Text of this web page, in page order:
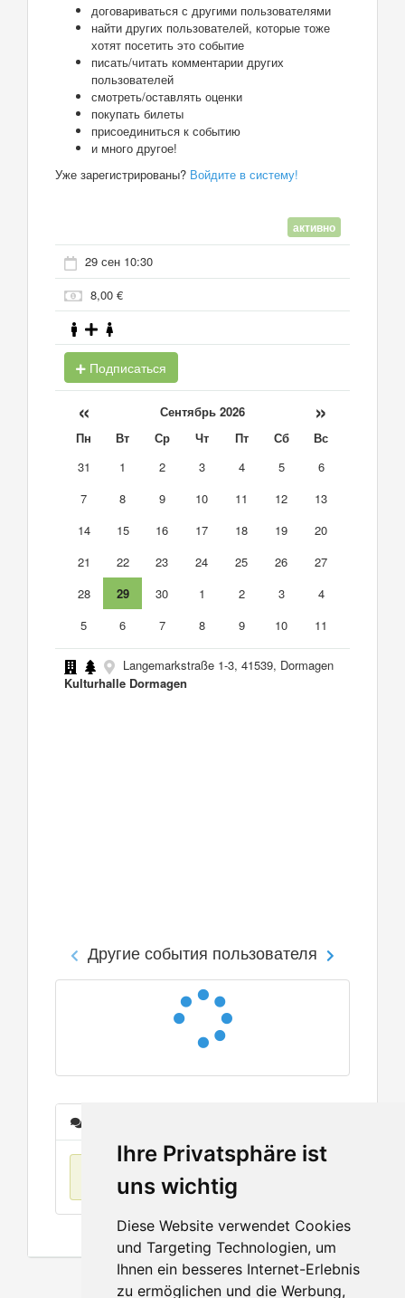
Ihre Privatsphäre ist
uns wichtig
Diese Website verwendet Cookies
und Targeting Technologien, um
Ihnen ein besseres Internet-Erlebnis
zu ermöglichen und die Werbung,
договариваться с другими пользователями
найти других пользователей, которые тоже
хотят посетить это событие
писать/читать комментарии других
пользователей
смотреть/оставлять оценки
покупать билеты
присоединиться к событию
и много другое!
Уже зарегистрированы? Войдите в систему!
активно
29 сен 10:30
8,00 €
Подписаться
« Сентябрь 2026 »
Пн Вт Ср Чт Пт Сб
Вс
31
1 2 3 4 5
6
7
8 9 10 11 12
13
14
15 16 17 18 19
20
21
22 23 24 25 26
27
28
29 30 1 2 3
4
5
6 7 8 9 10 11
Langemarkstraße 1-3, 41539, Dormagen
Kulturhalle Dormagen
Другие события пользователя